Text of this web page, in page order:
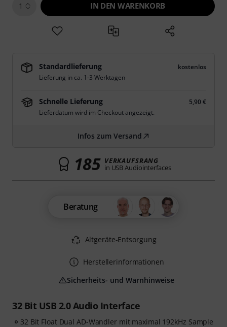
32 Bit USB 2.0 Audio Interface
32 Bit Float Dual AD-Wandler mit maximal 192kHz Sample
1 IN DEN WARENKORB
Standardlieferung
kostenlos
Lieferung in ca. 1-3 Werktagen
Schnelle Lieferung
5,90 €
Lieferdatum wird im Checkout angezeigt.
Infos zum Versand
185 VERKAUFSRANG
in USB Audiointerfaces
Beratung
Altgeräte-Entsorgung
Herstellerinformationen
Sicherheits- und Warnhinweise